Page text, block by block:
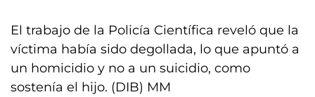
El trabajo de la Policía Científica reveló que la
víctima había sido degollada, lo que apuntó a
un homicidio y no a un suicidio, como
sostenía el hijo. (DIB) MM